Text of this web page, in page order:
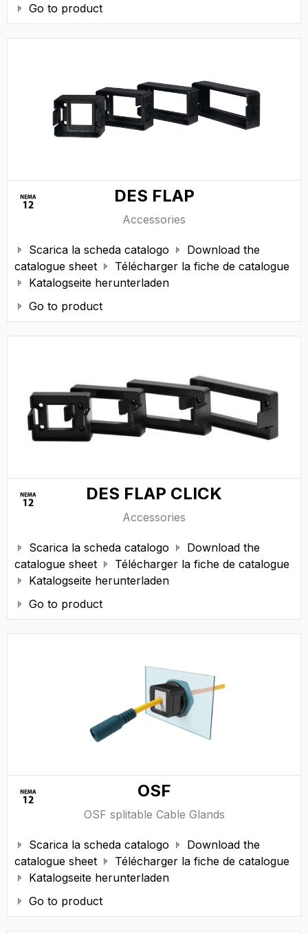
 Go to product
DES FLAP
Accessories
 Scarica la scheda catalogo 
Download the
catalogue sheet
 Télécharger la fiche de catalogue
 Katalogseite herunterladen
 Go to product
DES FLAP CLICK
Accessories
 Scarica la scheda catalogo 
Download the
catalogue sheet
 Télécharger la fiche de catalogue
 Katalogseite herunterladen
 Go to product
OSF
OSF splitable Cable Glands
 Scarica la scheda catalogo 
Download the
catalogue sheet
 Télécharger la fiche de catalogue
 Katalogseite herunterladen
 Go to product